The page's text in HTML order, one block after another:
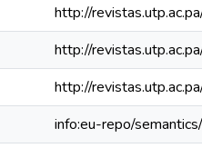
http://
http://
http://
info:eu-repo/